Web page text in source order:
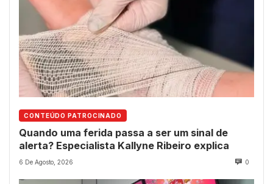
CONTEÚDO PATROCINADO
Quando uma ferida passa a ser um sinal de
alerta? Especialista Kallyne Ribeiro explica
6 De Agosto, 2026 0